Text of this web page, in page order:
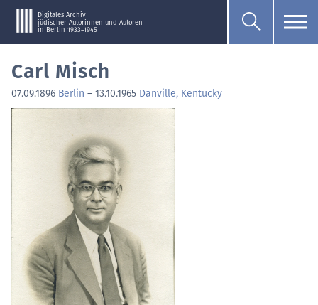
Digitales Archiv
jüdischer Autorinnen und Autoren
in Berlin 1933–1945
Carl Misch
07.09.1896 Berlin – 13.10.1965 Danville, Kentucky